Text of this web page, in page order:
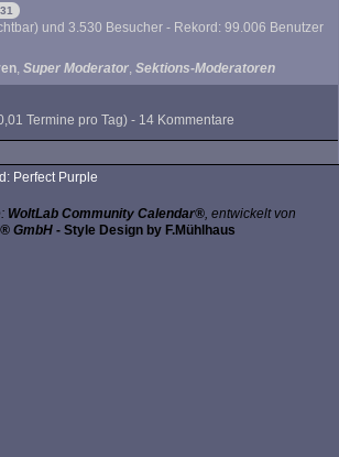
und 3.530 Besucher - Rekord: 99.006 Benutzer
Super Moderator Sektions-Moderatoren
Termine pro Tag) - 14 Kommentare
Perfect Purple
WoltLab Community Calendar®, entwickelt von
GmbH